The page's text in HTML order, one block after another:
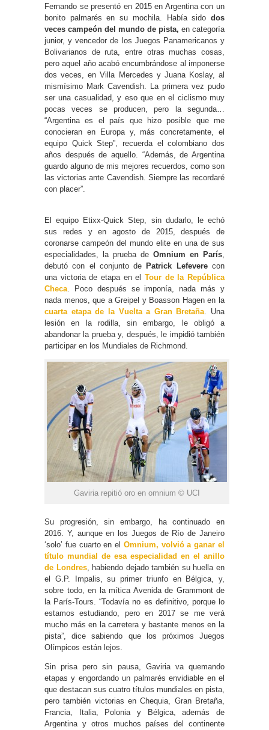
Fernando se presentó en 2015 en Argentina con un
bonito palmarés en su mochila. Había sido dos
veces campeón del mundo de pista, en categoría
junior, y vencedor de los Juegos Panamericanos y
Bolivarianos de ruta, entre otras muchas cosas,
pero aquel año acabó encumbrándose al imponerse
dos veces, en Villa Mercedes y Juana Koslay, al
mismísimo Mark Cavendish. La primera vez pudo
ser una casualidad, y eso que en el ciclismo muy
pocas veces se producen, pero la segunda…
“Argentina es el país que hizo posible que me
conocieran en Europa y, más concretamente, el
equipo Quick Step”, recuerda el colombiano dos
años después de aquello. “Además, de Argentina
guardo alguno de mis mejores recuerdos, como son
las victorias ante Cavendish. Siempre las recordaré
con placer”.
El equipo Etixx-Quick Step, sin dudarlo, le echó
sus redes y en agosto de 2015, después de
coronarse campeón del mundo elite en una de sus
especialidades, la prueba de Omnium en París,
debutó con el conjunto de Patrick Lefeverecon
una victoria de etapa en el Tour de la República
Checa. Poco después se imponía, nada más y
nada menos, que a Greipel y Boasson Hagen en la
cuarta etapa de la Vuelta a Gran Bretaña. Una
lesión en la rodilla, sin embargo, le obligó a
abandonar la prueba y, después, le impidió también
participar en los Mundiales de Richmond.
Gaviria repitió oro en omnium © UCI
Su progresión, sin embargo, ha continuado en
2016. Y, aunque en los Juegos de Río de Janeiro
‘solo’ fue cuarto en el Omnium, volvió a ganar el
título mundial de esa especialidad en el anillo
de Londres, habiendo dejado también su huella en
el G.P. Impalis, su primer triunfo en Bélgica, y,
sobre todo, en la mítica Avenida de Grammont de
la París-Tours. “Todavía no es definitivo, porque lo
estamos estudiando, pero en 2017 se me verá
mucho más en la carretera y bastante menos en la
pista”, dice sabiendo que los próximos Juegos
Olímpicos están lejos.
Sin prisa pero sin pausa, Gaviria va quemando
etapas y engordando un palmarés envidiable en el
que destacan sus cuatro títulos mundiales en pista,
pero también victorias en Chequia, Gran Bretaña,
Francia, Italia, Polonia y Bélgica, además de
Argentina y otros muchos países del continente